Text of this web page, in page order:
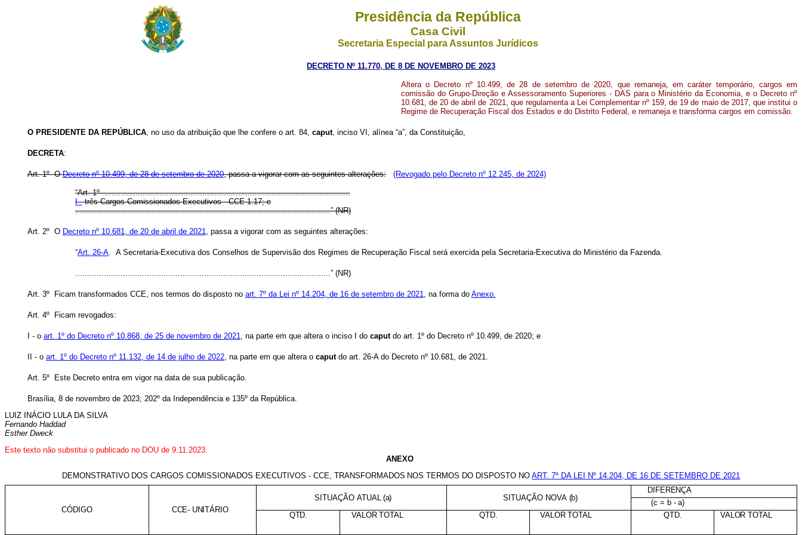
Presidência da República
Casa Civil
Secretaria Especial para Assuntos Jurídicos
DECRETO Nº 11.770, DE 8 DE NOVEMBRO DE 2023
Altera o Decreto nº 10.499, de 28 de setembro de 2020, que remaneja, em caráter temporário, cargos em
comissão do Grupo-Direção e Assessoramento Superiores - DAS para o Ministério da Economia, e o Decreto nº
10.681, de 20 de abril de 2021, que regulamenta a Lei Complementar nº 159, de 19 de maio de 2017, que institui o
Regime de Recuperação Fiscal dos Estados e do Distrito Federal, e remaneja e transforma cargos em comissão.
O PRESIDENTE DA REPÚBLICA, no uso da atribuição que lhe confere o art. 84, caput, inciso VI, alínea “a”, da Constituição,
DECRETA:
Art. 1º ODecreto nº 10.499, de 28 de setembro de 2020,passa a vigorar com as seguintes alterações: (Revogado pelo Decreto nº 12.245, de 2024)
“Art. 1º .......................................................................................................
I -três Cargos Comissionados Executivos - CCE 1.17; e
...........................................................................................................” (NR)
Art. 2º O Decreto nº 10.681, de 20 de abril de 2021, passa a vigorar com as seguintes alterações:
“Art. 26-A. A Secretaria-Executiva dos Conselhos de Supervisão dos Regimes de Recuperação Fiscal será exercida pela Secretaria-Executiva do Ministério da Fazenda.
...........................................................................................................” (NR)
Art. 3º Ficam transformados CCE, nos termos do disposto no art. 7º da Lei nº 14.204, de 16 de setembro de 2021, na forma do Anexo.
Art. 4º Ficam revogados:
I - o art. 1º do Decreto nº 10.868, de 25 de novembro de 2021, na parte em que altera o inciso I do caputdo art. 1º do Decreto nº 10.499, de 2020; e
II - o art. 1º do Decreto nº 11.132, de 14 de julho de 2022, na parte em que altera o caputdo art. 26-A do Decreto nº 10.681, de 2021.
Art. 5º Este Decreto entra em vigor na data de sua publicação.
Brasília, 8 de novembro de 2023; 202º da Independência e 135º da República.
LUIZ INÁCIO LULA DA SILVA
Fernando Haddad
Esther Dweck
Este texto não substitui o publicado no DOU de 9.11.2023.
ANEXO
DEMONSTRATIVO DOS CARGOS COMISSIONADOS EXECUTIVOS - CCE, TRANSFORMADOS NOS TERMOS DO DISPOSTO NO ART. 7º DA LEI Nº 14.204, DE 16 DE SETEMBRO DE 2021
CÓDIGO CCE- UNITÁRIO
SITUAÇÃO ATUAL (a) SITUAÇÃO NOVA (b)
DIFERENÇA
(c = b - a)
QTD.
VALOR TOTAL QTD. VALOR TOTAL QTD. VALOR TOTAL